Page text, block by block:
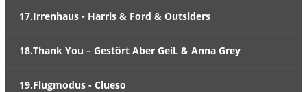
17.Irrenhaus - Harris & Ford & Outsiders
18.Thank You – Gestört Aber GeiL & Anna Grey
19.Flugmodus - Clueso